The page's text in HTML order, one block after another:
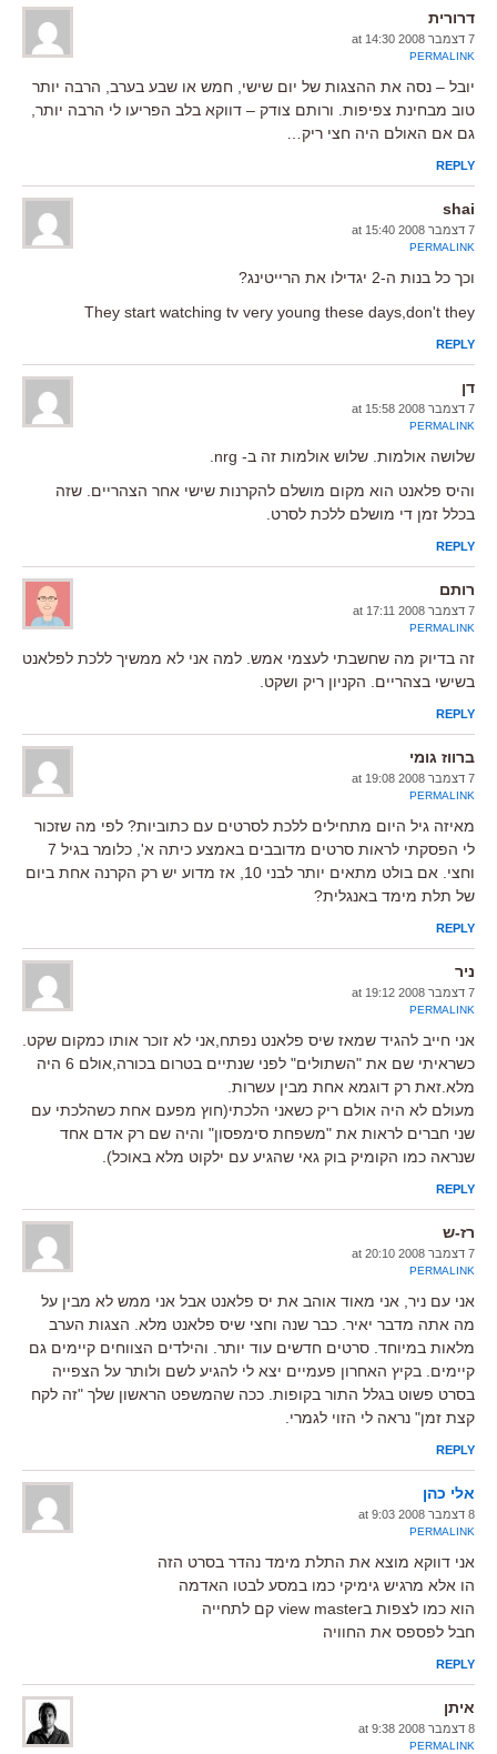
דרורית
7 דצמבר 2008 at 14:30
PERMALINK
יובל – נסה את ההצגות של יום שישי, חמש או שבע בערב, הרבה יותר
טוב מבחינת צפיפות. ורותם צודק – דווקא בלב הפריעו לי הרבה יותר,
גם אם האולם היה חצי ריק…
REPLY
shai
7 דצמבר 2008 at 15:40
PERMALINK
וכך כל בנות ה-2 יגדילו את הרייטינג?
They start watching tv very young these days,don't they
REPLY
דן
7 דצמבר 2008 at 15:58
PERMALINK
שלושה אולמות. שלוש אולמות זה ב- nrg.
והיס פלאנט הוא מקום מושלם להקרנות שישי אחר הצהריים. שזה
בכלל זמן די מושלם ללכת לסרט.
REPLY
רותם
7 דצמבר 2008 at 17:11
PERMALINK
זה בדיוק מה שחשבתי לעצמי אמש. למה אני לא ממשיך ללכת לפלאנט
בשישי בצהריים. הקניון ריק ושקט.
REPLY
ברווז גומי
7 דצמבר 2008 at 19:08
PERMALINK
מאיזה גיל היום מתחילים ללכת לסרטים עם כתוביות? לפי מה שזכור
לי הפסקתי לראות סרטים מדובבים באמצע כיתה א', כלומר בגיל 7
וחצי. אם בולט מתאים יותר לבני 10, אז מדוע יש רק הקרנה אחת ביום
של תלת מימד באנגלית?
REPLY
ניר
7 דצמבר 2008 at 19:12
PERMALINK
אני חייב להגיד שמאז שיס פלאנט נפתח,אני לא זוכר אותו כמקום שקט.
כשראיתי שם את "השתולים" לפני שנתיים בטרום בכורה,אולם 6 היה
מלא.זאת רק דוגמא אחת מבין עשרות.
מעולם לא היה אולם ריק כשאני הלכתי(חוץ מפעם אחת כשהלכתי עם
שני חברים לראות את "משפחת סימפסון" והיה שם רק אדם אחד
שנראה כמו הקומיק בוק גאי שהגיע עם ילקוט מלא באוכל).
REPLY
רז-ש
7 דצמבר 2008 at 20:10
PERMALINK
אני עם ניר, אני מאוד אוהב את יס פלאנט אבל אני ממש לא מבין על
מה אתה מדבר יאיר. כבר שנה וחצי שיס פלאנט מלא. הצגות הערב
מלאות במיוחד. סרטים חדשים עוד יותר. והילדים הצווחים קיימים גם
קיימים. בקיץ האחרון פעמיים יצא לי להגיע לשם ולותר על הצפייה
בסרט פשוט בגלל התור בקופות. ככה שהמשפט הראשון שלך "זה לקח
קצת זמן" נראה לי הזוי לגמרי.
REPLY
אלי כהן
8 דצמבר 2008 at 9:03
PERMALINK
אני דווקא מוצא את התלת מימד נהדר בסרט הזה
הו אלא מרגיש גימיקי כמו במסע לבטו האדמה
הוא כמו לצפות בview master קם לתחייה
חבל לפספס את החוויה
REPLY
איתן
8 דצמבר 2008 at 9:38
PERMALINK